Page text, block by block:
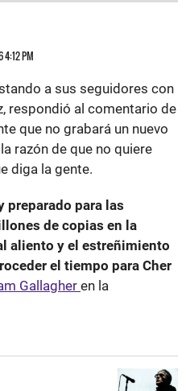
4:12 PM
a sus seguidores con
respondió al comentario de
que no grabará un nuevo
razón de que no quiere
diga la gente.
preparado para las
de copias en la
aliento y el estreñimiento
el tiempo para Cher
Gallagher en la